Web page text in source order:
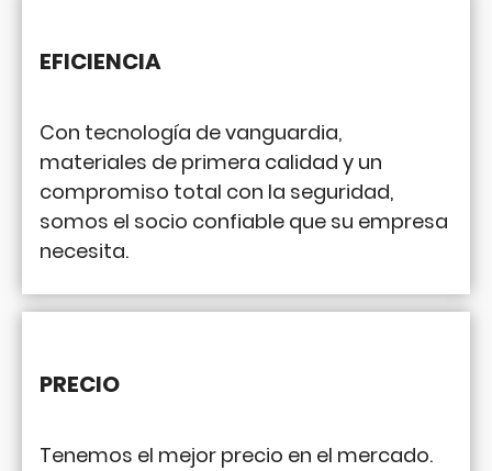
EFICIENCIA
Con tecnología de vanguardia,
materiales de primera calidad y un
compromiso total con la seguridad,
somos el socio confiable que su empresa
necesita.
PRECIO
Tenemos el mejor precio en el mercado.